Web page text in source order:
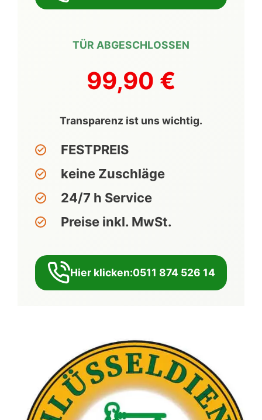
TÜR ABGESCHLOSSEN
99,90 €
Transparenz ist uns wichtig.
FESTPREIS
keine Zuschläge
24/7 h Service
Preise inkl. MwSt.
Hier klicken:0511 874 526 14